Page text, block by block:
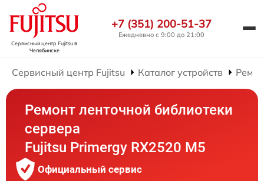
Сервисный центр Fujitsuв
Челябинске
+7 (351) 200-51-37
Ежедневно с 9:00 до 21:00
Сервисный центр Fujitsu Каталог устройств
Ремонт ленточной библиотеки
сервера
Fujitsu Primergy RX2520 M5
Официальный сервис